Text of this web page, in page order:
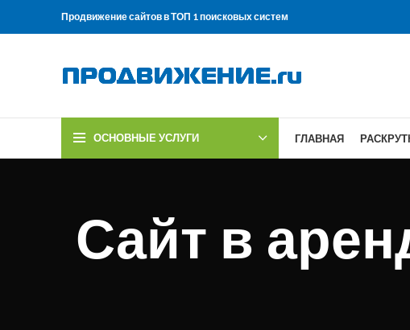
Продвижение сайтов в ТОП 1 поисковых систем
ОСНОВНЫЕ УСЛУГИ ГЛАВНАЯ
Сайт в